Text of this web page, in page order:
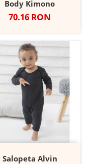
Body Kimono
Pret
70.16 RON
Salopeta Alvin